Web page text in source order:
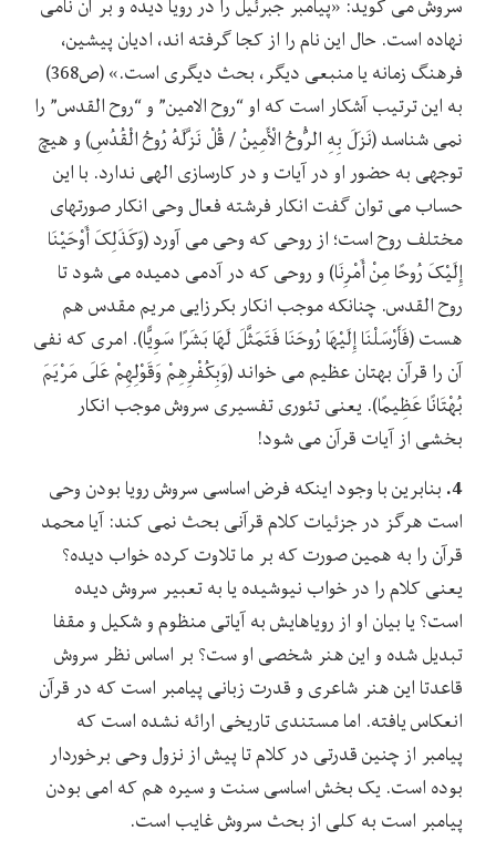
سروش می گوید: «پیامبر جبرئیل را در رویا دیده و بر آن نامی
نهاده است. حال این نام را از کجا گرفته اند، ادیان پیشین،
فرهنگ زمانه یا منبعی دیگر، بحث دیگری است.» (ص368)
به این ترتیب آشکار است که او “روح الامین” و “روح القدس” را
نمی شناسد (نَزَلَ بِهِ الرُّوحُ الْأَمِینُ / قُلْ نَزَّلَهُ رُوحُ الْقُدُسِ) و هیچ
توجهی به حضور او در آیات و در کارسازی الهی ندارد. با این
حساب می توان گفت انکار فرشته فعال وحی انکار صورتهای
مختلف روح است؛ از روحی که وحی می آورد (وَکَذَلِکَ أَوْحَیْنَا
إِلَیْکَ رُوحًا مِنْ أَمْرِنَا) و روحی که در آدمی دمیده می شود تا
روح القدس. چنانکه موجب انکار بکرزایی مریم مقدس هم
هست (فَأَرْسَلْنَا إِلَیْهَا رُوحَنَا فَتَمَثَّلَ لَهَا بَشَرًا سَوِیًّا). امری که نفی
آن را قرآن بهتان عظیم می خواند (وَبِکُفْرِهِمْ وَقَوْلِهِمْ عَلَى مَرْیَمَ
بُهْتَانًا عَظِیمًا). یعنی تئوری تفسیری سروش موجب انکار
بخشی از آیات قرآن می شود!
4. بنابرین با وجود اینکه فرض اساسی سروش رویا بودن وحی
است هرگز در جزئیات کلام قرآنی بحث نمی کند: آیا محمد
قرآن را به همین صورت که بر ما تلاوت کرده خواب دیده؟
یعنی کلام را در خواب نیوشیده یا به تعبیر سروش دیده
است؟ یا بیان او از رویاهایش به آیاتی منظوم و شکیل و مقفا
تبدیل شده و این هنر شخصی او ست؟ بر اساس نظر سروش
قاعدتا این هنر شاعری و قدرت زبانی پیامبر است که در قرآن
انعکاس یافته. اما مستندی تاریخی ارائه نشده است که
پیامبر از چنین قدرتی در کلام تا پیش از نزول وحی برخوردار
بوده است. یک بخش اساسی سنت و سیره هم که امی بودن
پیامبر است به کلی از بحث سروش غایب است.